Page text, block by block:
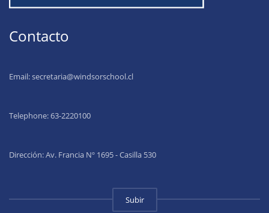
Contacto
Email:secretaria@windsorschool.cl
Telephone: 63-2220100
Dirección: Av. Francia Nº 1695 - Casilla 530
Subir